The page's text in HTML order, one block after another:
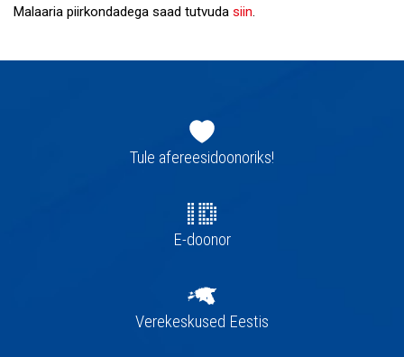
Malaaria piirkondadega saad tutvuda siin.
navigatsioonTule afereesidoonoriks!
E-doonor
Verekeskused Eestis